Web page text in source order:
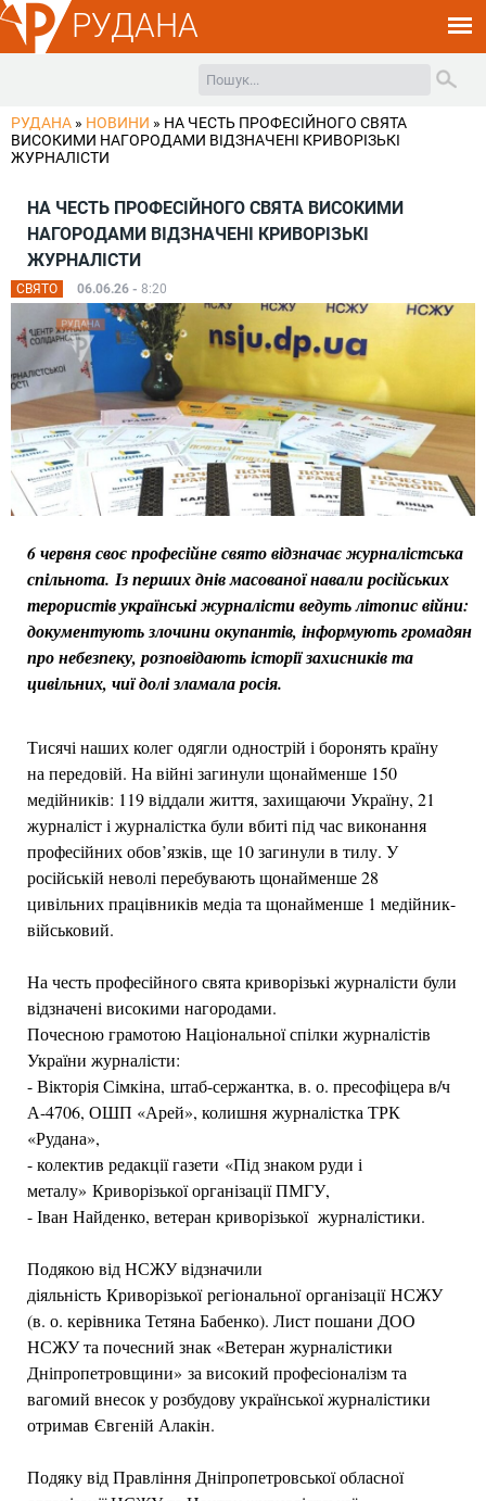
РУДАНА
РУДАНА » НОВИНИ » НА ЧЕСТЬ ПРОФЕСІЙНОГО СВЯТА
ВИСОКИМИ НАГОРОДАМИ ВІДЗНАЧЕНІ КРИВОРІЗЬКІ
ЖУРНАЛІСТИ
НА ЧЕСТЬ ПРОФЕСІЙНОГО СВЯТА ВИСОКИМИ
НАГОРОДАМИ ВІДЗНАЧЕНІ КРИВОРІЗЬКІ
ЖУРНАЛІСТИ
СВЯТО 06.06.26 - 8:20
6 червня своє професійне свято відзначає журналістська
спільнота. Із перших днів масованої навали російських
терористів українські журналісти ведуть літопис війни:
документують злочини окупантів, інформують громадян
про небезпеку, розповідають історії захисників та
цивільних, чиї долі зламала росія.
Тисячі наших колег одягли однострій і боронять країну
на передовій. На війні загинули щонайменше 150
медійників: 119 віддали життя, захищаючи Україну, 21
журналіст і журналістка були вбиті під час виконання
професійних обов’язків, ще 10 загинули в тилу. У
російській неволі перебувають щонайменше 28
цивільних працівників медіа та щонайменше 1 медійник-
військовий.
На честь професійного свята криворізькі журналісти були
відзначені високими нагородами.
Почесною грамотою Національної спілки журналістів
України журналісти:
- Вікторія Сімкіна, штаб-сержантка, в. о. пресофіцера в/ч
А-4706, ОШП «Арей», колишня журналістка ТРК
«Рудана»,
- колектив редакції газети «Під знаком руди і
металу» Криворізької організації ПМГУ,
- Іван Найденко, ветеран криворізької журналістики.
Подякою від НСЖУ відзначили
діяльність Криворізької регіональної організації НСЖУ
(в. о. керівника Тетяна Бабенко). Лист пошани ДОО
НСЖУ та почесний знак «Ветеран журналістики
Дніпропетровщини» за високий професіоналізм та
вагомий внесок у розбудову української журналістики
отримав Євгеній Алакін.
Подяку від Правління Дніпропетровської обласної